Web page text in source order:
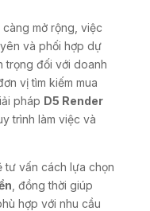
mở rộng, việc
và phối hợp dự
trọng đối với doanh
vị tìm kiếm mua
pháp D5 Render
trình làm việc và
tư vấn cách lựa chọn
, đồng thời giúp
hợp với nhu cầu